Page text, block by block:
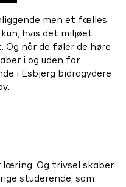
men et fælles
hvis det miljøet
Og når de føler de høre
i og uden for
i Esbjerg bidragydere
Og trivsel skaber
studerende, som